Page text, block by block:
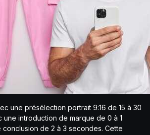
une présélection portrait 9:16 de 15 à 30
une introduction de marque de 0 à 1
de 2 à 3 secondes. Cette